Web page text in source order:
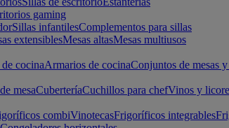
gaming
Sillas infantilesComplementos para sillas
extensiblesMesas altasMesas multiusos
cocinaArmarios de cocinaConjuntos de mesas
mesaCuberteríaCuchillos para chefVinos y
combiVinotecasFrigoríficos integrables